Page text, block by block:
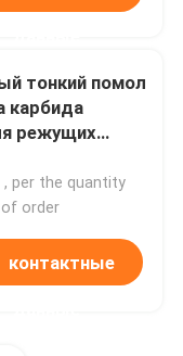
тонкий помол
карбида
режущих
, per the quantity
order
контактные